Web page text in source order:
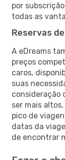
por
todas as
Reservas
A eDreams
preços
caros,
suas
consideração
ser mais
pico de
datas da
de encontrar